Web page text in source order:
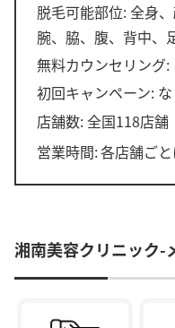
脱毛可能部位: 全身
腕、脇、腹、背中、
無料カウンセリング:
初回キャンペーン:
店舗数: 全国118店舗
営業時間:各店舗ごと
湘南美容クリニック-